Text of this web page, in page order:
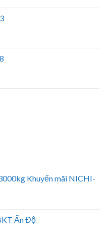
Khuyến mãi NICHI-
Ấn Độ